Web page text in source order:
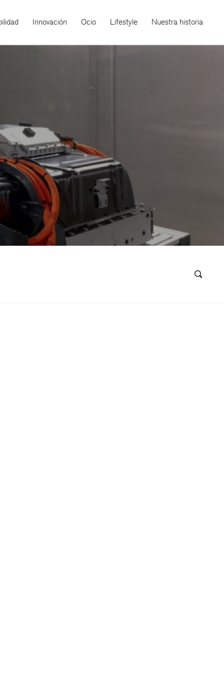
Innovación Ocio Lifestyle Nuestra historia